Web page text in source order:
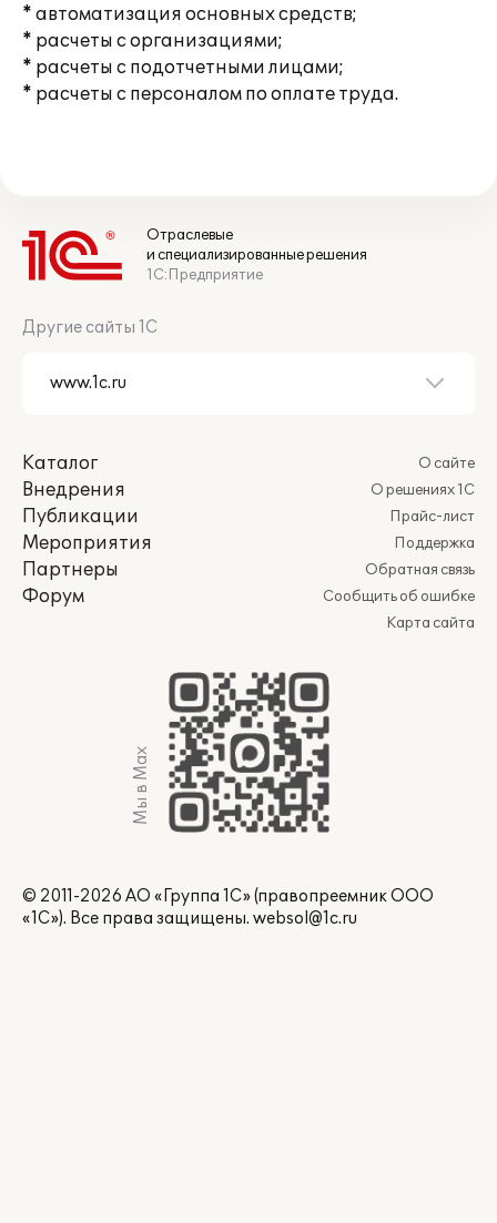
* автоматизация основных средств;
* расчеты с организациями;
* расчеты с подотчетными лицами;
* расчеты с персоналом по оплате труда.
Отраслевые
и специализированные решения
1С:Предприятие
Другие сайты 1С
Каталог
Внедрения
Публикации
Мероприятия
Партнеры
Форум
О сайте
О решениях 1С
Прайс-лист
Поддержка
Обратная связь
Сообщить об ошибке
Карта сайта
Мы в Max
© 2011-2026 АО «Группа 1С» (правопреемник ООО
«1С»). Все права защищены. websol@1c.ru